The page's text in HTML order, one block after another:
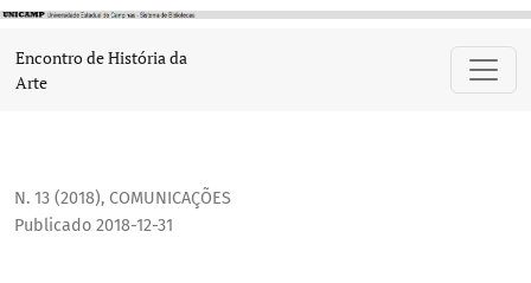
Pós-concretismo, o concretismo paulista depois de 1960
Encontro de História da
Arte
N. 13 (2018), COMUNICAÇÕES
Publicado 2018-12-31